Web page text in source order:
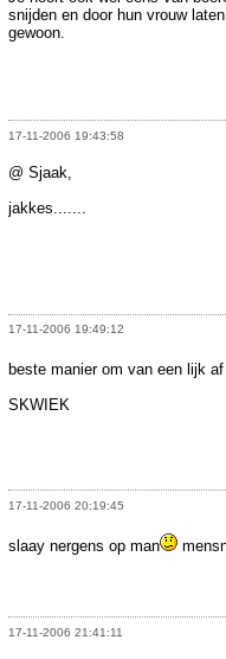
snijden en door hun vrouw
gewoon.
17-11-2006 19:43:58
@ Sjaak,
jakkes.......
17-11-2006 19:49:12
beste manier om van een lijk
SKWIEK
17-11-2006 20:19:45
slaay nergens op man
17-11-2006 21:41:11